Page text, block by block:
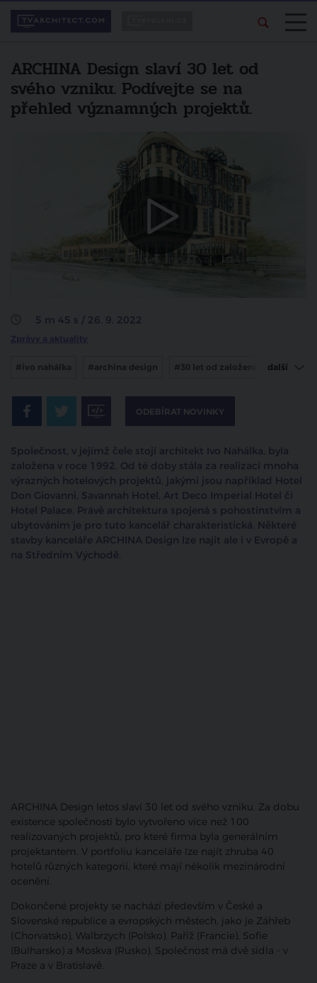
ARCHINA Design slaví 30 let od
svého vzniku. Podívejte se na
přehled významných projektů.
5 m 45 s / 26. 9. 2022
Zprávy a aktuality
#ivo nahálka #archina design #30 let od založení další
ODEBÍRAT NOVINKY
Společnost, v jejímž čele stojí architekt Ivo Nahálka, byla
založena v roce 1992. Od té doby stála za realizací mnoha
výrazných hotelových projektů, jakými jsou například Hotel
Don Giovanni, Savannah Hotel, Art Deco Imperial Hotel či
Hotel Palace. Právě architektura spojená s pohostinstvím a
ubytováním je pro tuto kancelář charakteristická. Některé
stavby kanceláře ARCHINA Design lze najít ale i v Evropě a
na Středním Východě.
ARCHINA Design letos slaví 30 let od svého vzniku. Za dobu
existence společnosti bylo vytvořeno více než 100
realizovaných projektů, pro které firma byla generálním
projektantem. V portfoliu kanceláře lze najít zhruba 40
hotelů různých kategorií, které mají několik mezinárodní
ocenění.
Dokončené projekty se nachází především v České a
Slovenské republice a evropských městech, jako je Záhřeb
(Chorvatsko), Walbrzych (Polsko), Paříž (Francie), Sofie
(Bulharsko) a Moskva (Rusko). Společnost má dvě sídla - v
Praze a v Bratislavě.